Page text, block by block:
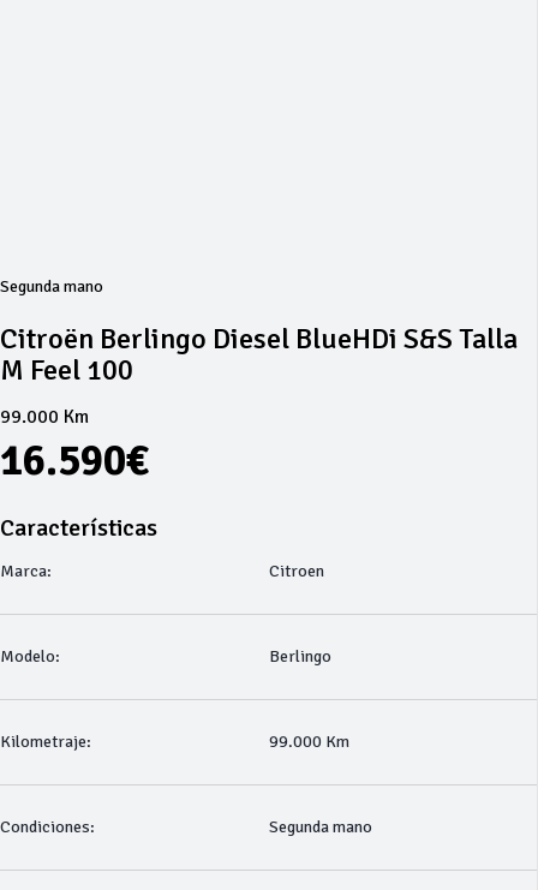
Segunda mano
Citroën Berlingo Diesel BlueHDi S&S Talla
M Feel 100
99.000 Km
16.590€
Características
Marca: Citroen
Modelo: Berlingo
Kilometraje: 99.000 Km
Condiciones: Segunda mano